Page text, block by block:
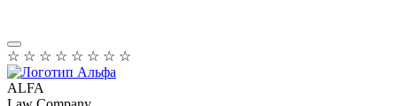
☆ ☆ ☆ ☆ ☆ ☆ ☆ ☆
ALFA